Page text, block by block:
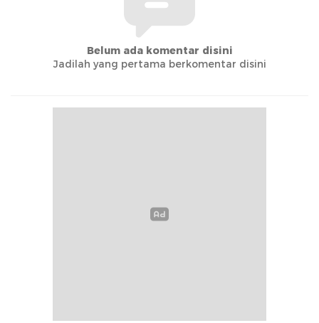
Belum ada komentar disini
Jadilah yang pertama berkomentar disini